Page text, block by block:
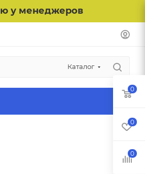
у менеджеров
Каталог
0
0
0